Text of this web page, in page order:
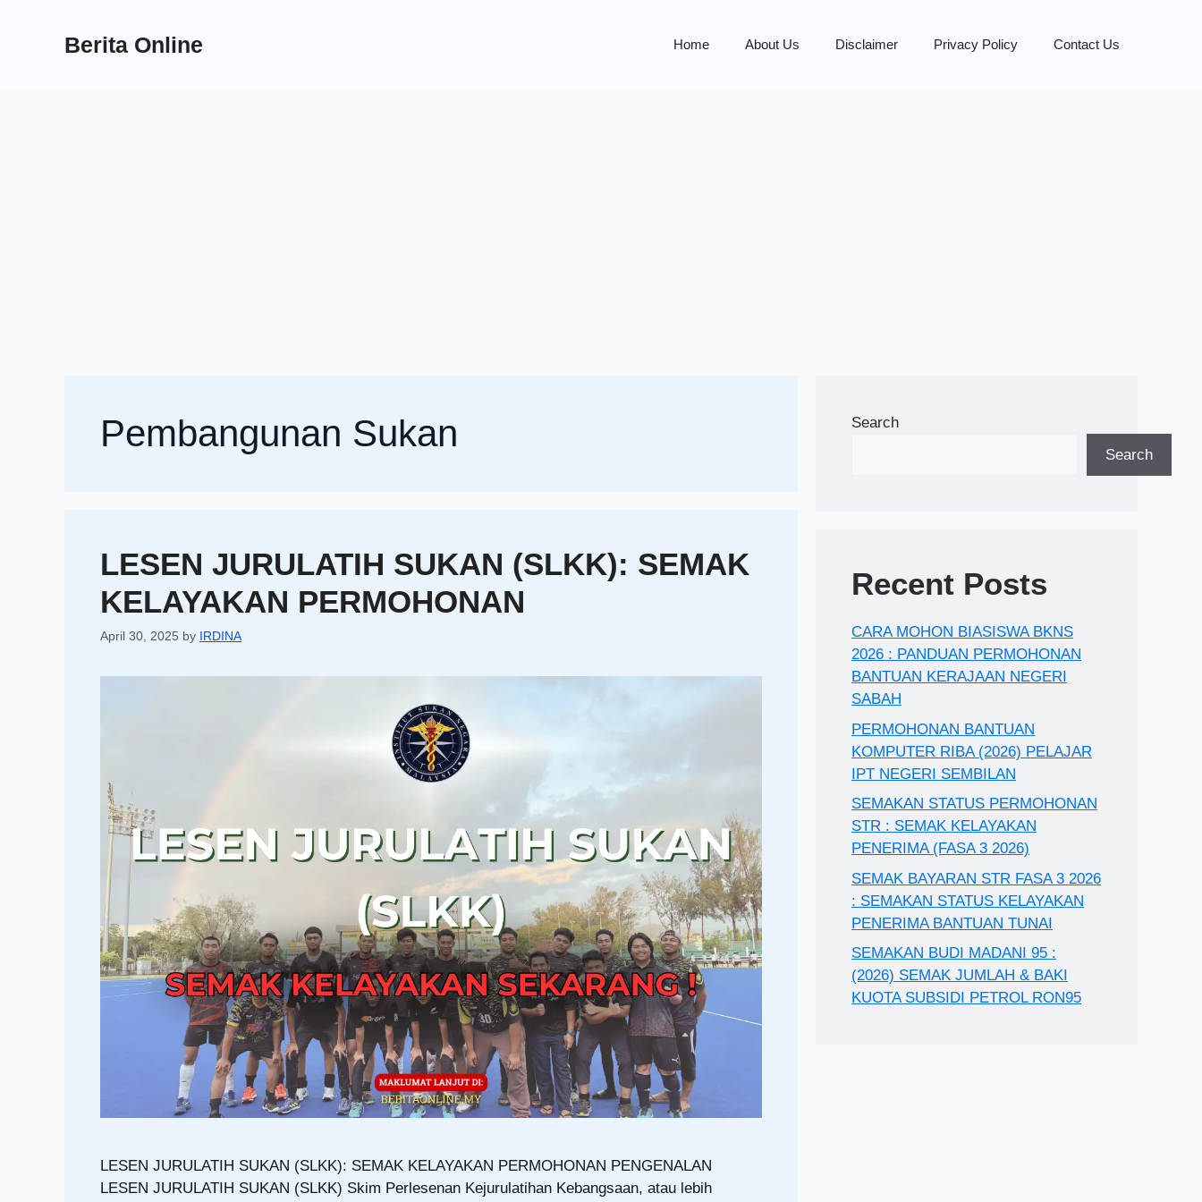
Berita Online Home About Us Disclaimer Privacy Policy Contact Us
Pembangunan Sukan
LESEN JURULATIH SUKAN (SLKK): SEMAK
KELAYAKAN PERMOHONAN
April 30, 2025 by IRDINA
LESEN JURULATIH SUKAN (SLKK): SEMAK KELAYAKAN PERMOHONAN PENGENALAN
LESEN JURULATIH SUKAN (SLKK) Skim Perlesenan Kejurulatihan Kebangsaan, atau lebih
Search
Search
Recent Posts
CARA MOHON BIASISWA BKNS
2026 : PANDUAN PERMOHONAN
BANTUAN KERAJAAN NEGERI
SABAH
PERMOHONAN BANTUAN
KOMPUTER RIBA (2026) PELAJAR
IPT NEGERI SEMBILAN
SEMAKAN STATUS PERMOHONAN
STR : SEMAK KELAYAKAN
PENERIMA (FASA 3 2026)
SEMAK BAYARAN STR FASA 3 2026
: SEMAKAN STATUS KELAYAKAN
PENERIMA BANTUAN TUNAI
SEMAKAN BUDI MADANI 95 :
(2026) SEMAK JUMLAH & BAKI
KUOTA SUBSIDI PETROL RON95